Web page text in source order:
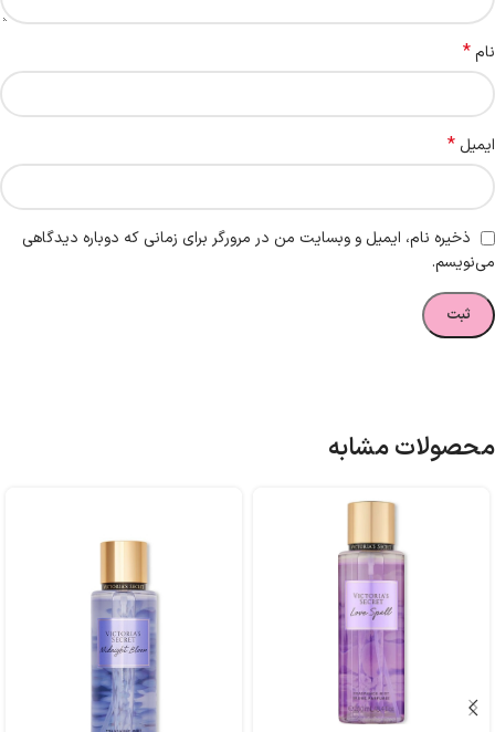
نام*
ایمیل *
ذخیره نام، ایمیل و وبسایت من در مرورگر برای زمانی که دوباره دیدگاهی
می‌نویسم.
محصولات مشابه